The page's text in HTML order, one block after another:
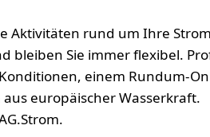
Aktivitäten rund um Ihre
bleiben Sie immer flexibel.
einem Rundum-
aus europäischer Wasserkraft.